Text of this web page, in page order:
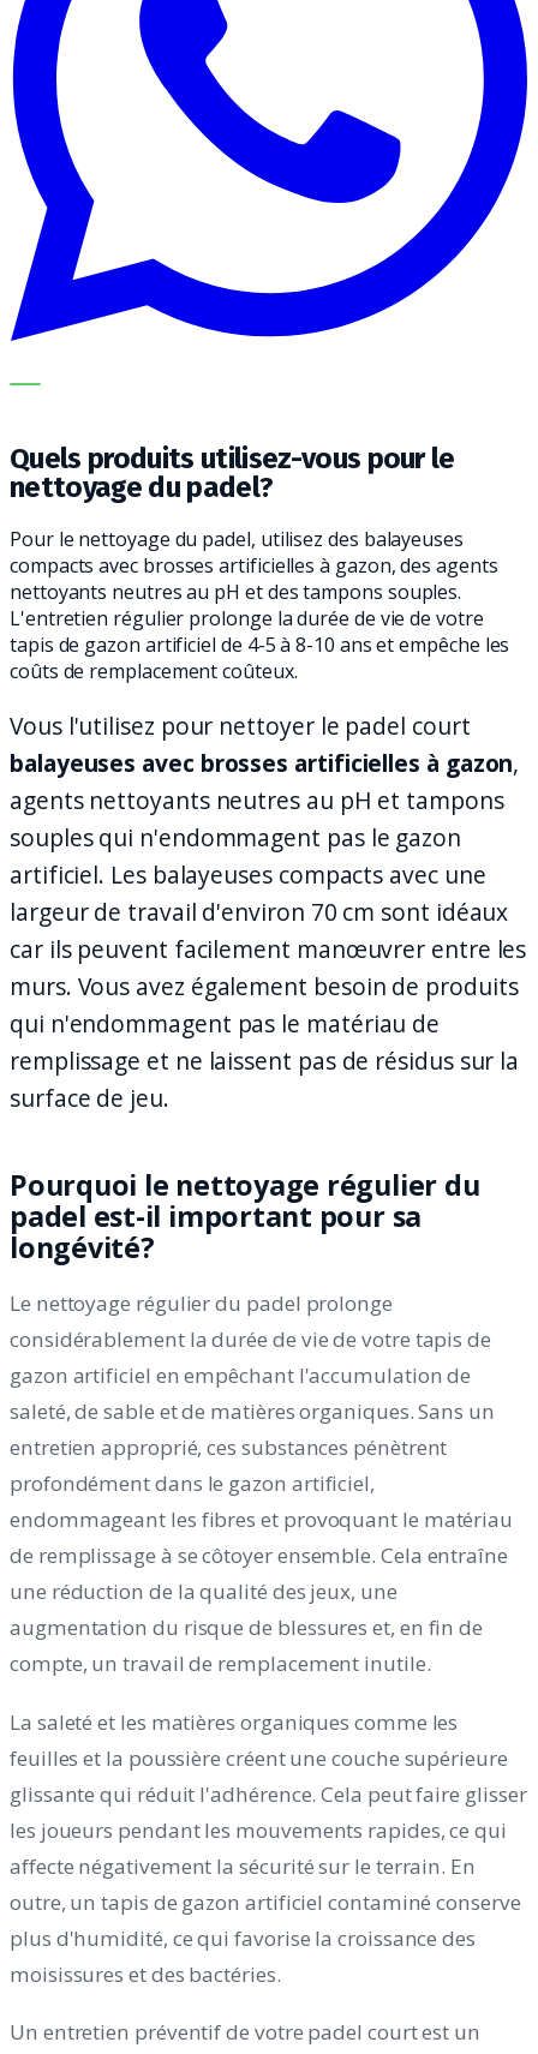
ÉTAPE ET LE TRADUISENT EN CHOIX PRATIQUES POUR
Quels produits utilisez-vous pour le
nettoyage du padel?
Pour le nettoyage du padel, utilisez des balayeuses
compacts avec brosses artificielles à gazon, des agents
nettoyants neutres au pH et des tampons souples.
L'entretien régulier prolonge la durée de vie de votre
tapis de gazon artificiel de 4-5 à 8-10 ans et empêche les
coûts de remplacement coûteux.
Vous l'utilisez pour nettoyer le padel court
balayeuses avec brosses artificielles à gazon,
agents nettoyants neutres au pH et tampons
souples qui n'endommagent pas le gazon
artificiel. Les balayeuses compacts avec une
largeur de travail d'environ 70 cm sont idéaux
car ils peuvent facilement manœuvrer entre les
murs. Vous avez également besoin de produits
qui n'endommagent pas le matériau de
remplissage et ne laissent pas de résidus sur la
surface de jeu.
Pourquoi le nettoyage régulier du
padel est-il important pour sa
longévité?
Le nettoyage régulier du padel prolonge
considérablement la durée de vie de votre tapis de
gazon artificiel en empêchant l'accumulation de
saleté, de sable et de matières organiques. Sans un
entretien approprié, ces substances pénètrent
profondément dans le gazon artificiel,
endommageant les fibres et provoquant le matériau
de remplissage à se côtoyer ensemble. Cela entraîne
une réduction de la qualité des jeux, une
augmentation du risque de blessures et, en fin de
compte, un travail de remplacement inutile.
La saleté et les matières organiques comme les
feuilles et la poussière créent une couche supérieure
glissante qui réduit l'adhérence. Cela peut faire glisser
les joueurs pendant les mouvements rapides, ce qui
affecte négativement la sécurité sur le terrain. En
outre, un tapis de gazon artificiel contaminé conserve
plus d'humidité, ce qui favorise la croissance des
moisissures et des bactéries.
Un entretien préventif de votre padel court est un